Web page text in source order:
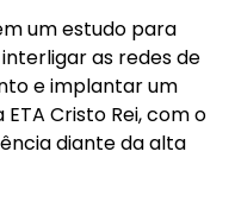
um estudo para
as redes de
e implantar um
Cristo Rei, com o
diante da alta